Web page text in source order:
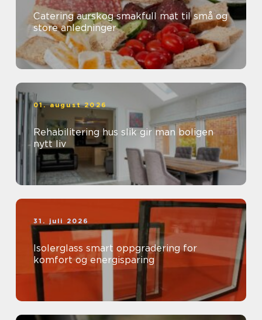
Catering aurskog smakfull mat til små og
store anledninger
01. august 2026
Rehabilitering hus slik gir man boligen
nytt liv
31. juli 2026
Isolerglass smart oppgradering for
komfort og energisparing